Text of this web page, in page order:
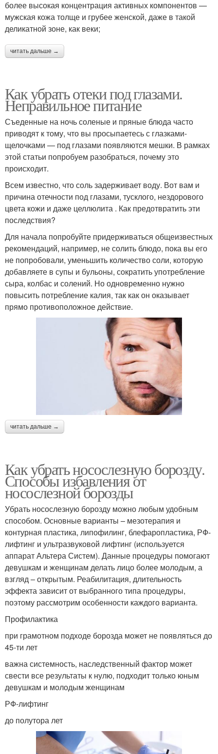
более высокая концентрация активных компонентов —
мужская кожа толще и грубее женской, даже в такой
деликатной зоне, как веки;
читать дальше →
Как убрать отеки под глазами.
Неправильное питание
Съеденные на ночь соленые и пряные блюда часто
приводят к тому, что вы просыпаетесь с глазками-
щелочками — под глазами появляются мешки. В рамках
этой статьи попробуем разобраться, почему это
происходит.
Всем известно, что соль задерживает воду. Вот вам и
причина отечности под глазами, тусклого, нездорового
цвета кожи и даже целлюлита . Как предотвратить эти
последствия?
Для начала попробуйте придерживаться общеизвестных
рекомендаций, например, не солить блюдо, пока вы его
не попробовали, уменьшить количество соли, которую
добавляете в супы и бульоны, сократить употребление
сыра, колбас и солений. Но одновременно нужно
повысить потребление калия, так как он оказывает
прямо противоположное действие.
читать дальше →
Как убрать носослезную борозду.
Способы избавления от
носослезной борозды
Убрать носослезную борозду можно любым удобным
способом. Основные варианты – мезотерапия и
контурная пластика, липофилинг, блефаропластика, РФ-
лифтинг и ультразвуковой лифтинг (используется
аппарат Альтера Систем). Данные процедуры помогают
девушкам и женщинам делать лицо более молодым, а
взгляд – открытым. Реабилитация, длительность
эффекта зависит от выбранного типа процедуры,
поэтому рассмотрим особенности каждого варианта.
Профилактика
при грамотном подходе борозда может не появляться до
45-ти лет
важна системность, наследственный фактор может
свести все результаты к нулю, подходит только юным
девушкам и молодым женщинам
РФ-лифтинг
до полутора лет